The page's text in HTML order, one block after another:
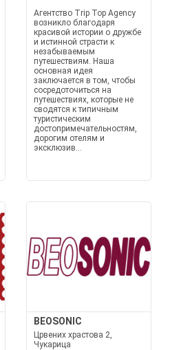
Агентство Trip Top Agency
возникло благодаря
красивой истории о дружбе
и истинной страсти к
незабываемым
путешествиям. Наша
основная идея
заключается в том, чтобы
сосредоточиться на
путешествиях, которые не
сводятся к типичным
туристическим
достопримечательностям,
дорогим отелям и
эксклюзив...
BEOSONIC
Црвених храстова 2,
Чукарица